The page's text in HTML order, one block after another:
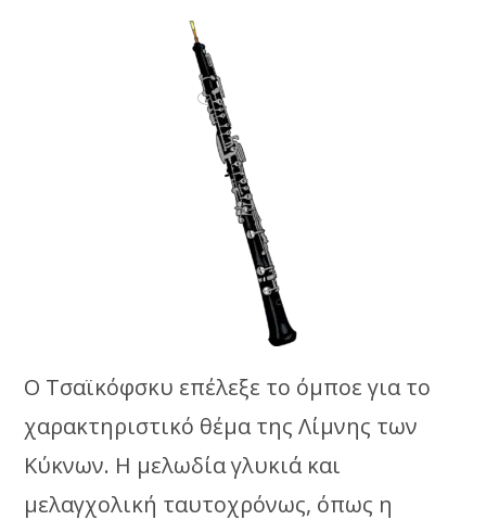
Ο Τσαϊκόφσκυ επέλεξε το όμποε για το
χαρακτηριστικό θέμα της Λίμνης των
Κύκνων. Η μελωδία γλυκιά και
μελαγχολική ταυτοχρόνως, όπως η